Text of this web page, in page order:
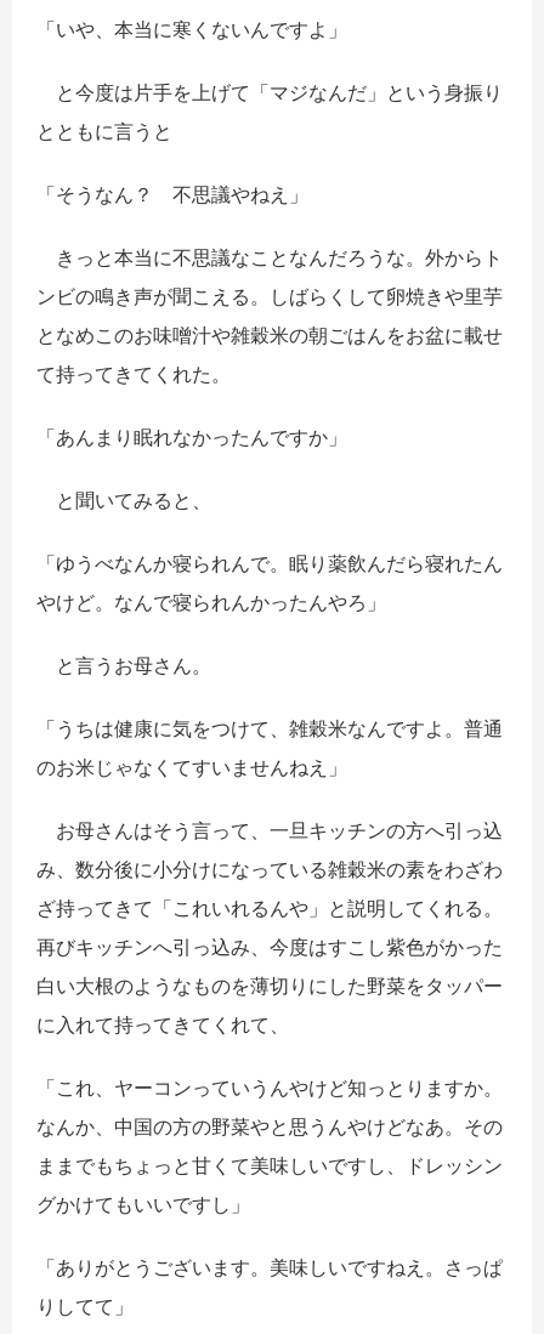
「いや、本当に寒くないんですよ」
と今度は片手を上げて「マジなんだ」という身振り
とともに言うと
「そうなん？ 不思議やねえ」
きっと本当に不思議なことなんだろうな。外からト
ンビの鳴き声が聞こえる。しばらくして卵焼きや里芋
となめこのお味噌汁や雑穀米の朝ごはんをお盆に載せ
て持ってきてくれた。
「あんまり眠れなかったんですか」
と聞いてみると、
「ゆうべなんか寝られんで。眠り薬飲んだら寝れたん
やけど。なんで寝られんかったんやろ」
と言うお母さん。
「うちは健康に気をつけて、雑穀米なんですよ。普通
のお米じゃなくてすいませんねえ」
お母さんはそう言って、一旦キッチンの方へ引っ込
み、数分後に小分けになっている雑穀米の素をわざわ
ざ持ってきて「これいれるんや」と説明してくれる。
再びキッチンへ引っ込み、今度はすこし紫色がかった
白い大根のようなものを薄切りにした野菜をタッパー
に入れて持ってきてくれて、
「これ、ヤーコンっていうんやけど知っとりますか。
なんか、中国の方の野菜やと思うんやけどなあ。その
ままでもちょっと甘くて美味しいですし、ドレッシン
グかけてもいいですし」
「ありがとうございます。美味しいですねえ。さっぱ
りしてて」